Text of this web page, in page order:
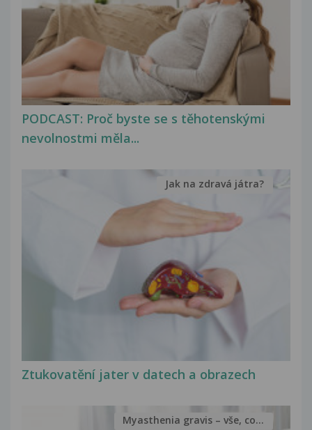
PODCAST: Proč byste se s těhotenskými
nevolnostmi měla...
Ztukovatění jater v datech a obrazech
Jak na zdravá játra?
Myasthenia gravis – vše, co...